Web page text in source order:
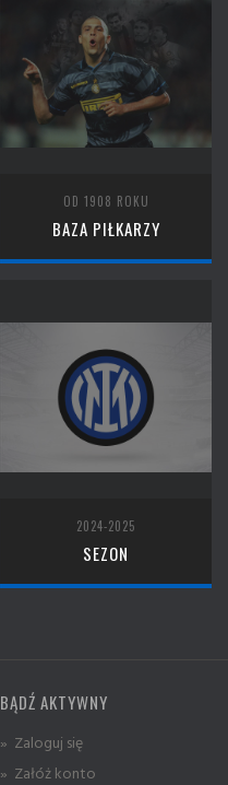
OD 1908 ROKU
BAZA PIŁKARZY
2024-2025
SEZON
BĄDŹ AKTYWNY
» Zaloguj się
» Załóż konto